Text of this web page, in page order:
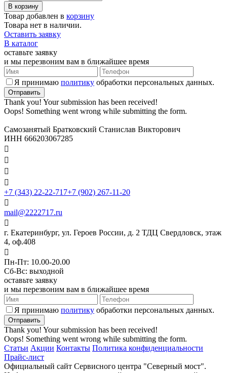
Товар добавлен в корзину
Товара нет в наличии.
Оставить заявку
В каталог
оставьте заявку
и мы перезвоним вам в ближайшее время
Я принимаю политику обработки персональных данных.
Thank you! Your submission has been received!
Oops! Something went wrong while submitting the form.
Самозанятый Братковский Станислав Викторович
ИНН 666203067285




+7 (343) 22-22-717+7 (902) 267-11-20

mail@2222717.ru

г. Екатеринбург, ул. Героев России, д. 2 ТДЦ Свердловск, этаж
4, оф.408

Пн-Пт: 10.00-20.00
Сб-Вс: выходной
оставьте заявку
и мы перезвоним вам в ближайшее время
Я принимаю политику обработки персональных данных.
Thank you! Your submission has been received!
Oops! Something went wrong while submitting the form.
Статьи Акции Контакты Политика конфиденциальности
Прайс-лист
Официальный сайт Сервисного центра "Северный мост".